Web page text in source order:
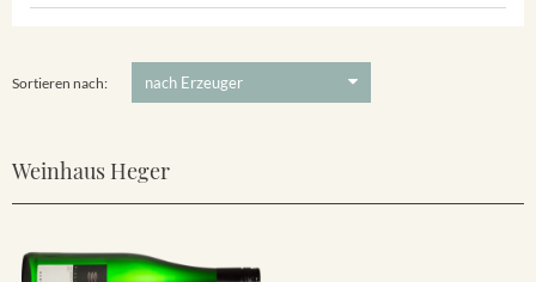
Sortieren nach:
Weinhaus Heger